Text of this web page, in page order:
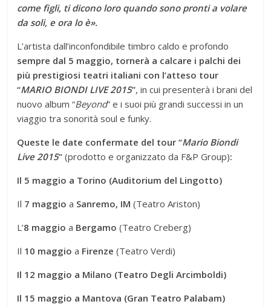
come figli, ti dicono loro quando sono pronti a volare
da soli, e ora lo è».
L’artista dall’inconfondibile timbro caldo e profondo
sempre dal 5 maggio, tornerà a calcare i palchi dei
più prestigiosi teatri italiani con l’atteso tour
“MARIO BIONDI LIVE 2015”, in cui presenterà i brani del
nuovo album “Beyond” e i suoi più grandi successi in un
viaggio tra sonorità soul e funky.
Queste le date confermate del tour“Mario Biondi
Live 2015”(prodotto e organizzato da F&P Group):
Il 5 maggio a Torino (Auditorium del Lingotto)
Il 7 maggio a Sanremo, IM (Teatro Ariston)
L’8 maggio a Bergamo (Teatro Creberg)
Il 10 maggio a Firenze (Teatro Verdi)
Il 12 maggio a Milano (Teatro Degli Arcimboldi)
Il 15 maggio a Mantova (Gran Teatro Palabam)